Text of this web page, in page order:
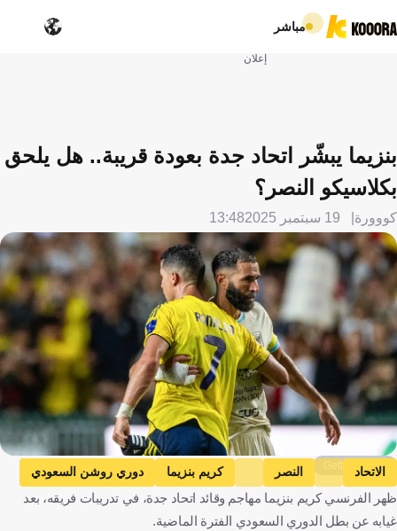
مباشر
إعلان
بنزيما يبشّر اتحاد جدة بعودة قريبة.. هل يلحق
بكلاسيكو النصر؟
كووورة 19 سبتمبر 2025 13:48
Getty Images
الاتحاد النصر كريم بنزيما
دوري روشن السعودي
المملكة العربية السعودية
فرنسا كرة قدم
ظهر الفرنسي كريم بنزيما مهاجم وقائد اتحاد جدة، في تدريبات فريقه، بعد
غيابه عن بطل الدوري السعودي الفترة الماضية.